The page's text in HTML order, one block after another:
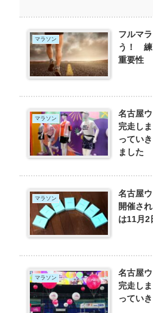
マラソン
フルマ
う！ 練
重要性
マラソン
名古屋
完走し
ってい
ました
マラソン
名古屋
開催さ
は11月2
マラソン
名古屋
完走し
ってい